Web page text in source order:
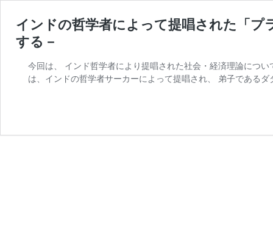
インドの哲学者によって提唱された「
する－
今回は、 インド哲学者により提唱された社会・経済理論につ
は、インドの哲学者サーカーによって提唱され、 弟子である